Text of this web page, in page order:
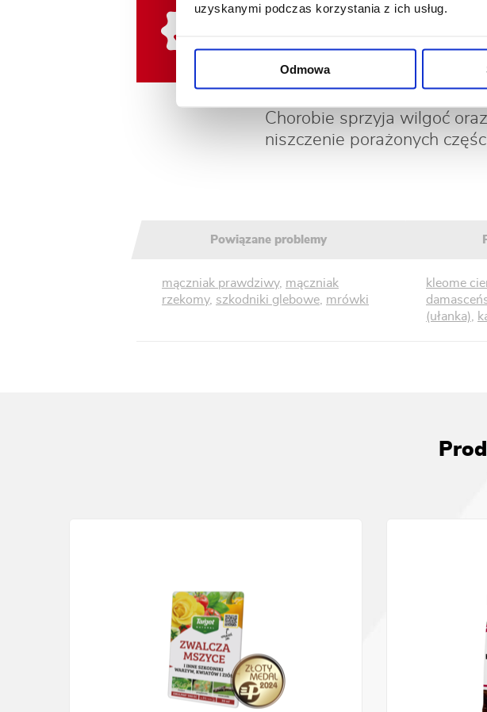
uzyskanymi podczas korzystania z ich usług.
Odmowa
stronie, a od spodu biały,
środkiem np.Agrocover
Chorobie sprzyja wilgoć
niszczenie porażonych
Powiązane problemy
mączniak prawdziwy, mączniak
rzekomy, szkodniki glebowe, mrówki
kleome
(ułanka),